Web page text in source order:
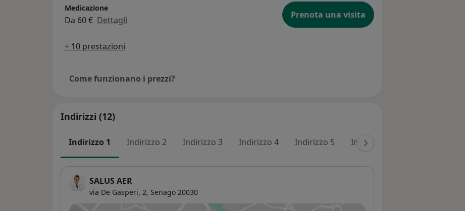
Medicazione
Da 60 € Dettagli Prenota una visita
+ 10 prestazioni
Come funzionano i prezzi?
Indirizzi (12)
Indirizzo 1 Indirizzo 2 Indirizzo 3 Indirizzo 4 Indirizzo 5 Indirizzo 6
SALUS AER
via De Gasperi, 2, Senago 20030